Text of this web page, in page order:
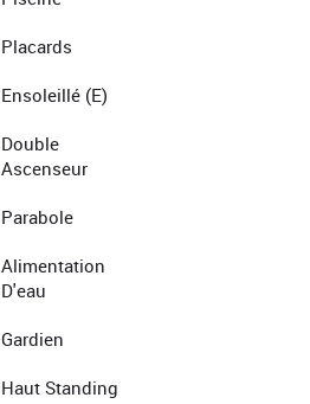
Placards
Ensoleillé (e)
Double
Ascenseur
Parabole
Alimentation
D'eau
Gardien
Haut Standing